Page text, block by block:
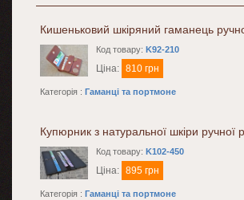
Кишеньковий шкіряний гаманець
Код товару: K92-210
Ціна: 810 грн
Категорія : Гаманці та портмоне
Купюрник з натуральної шкіри ручної
Код товару: K102-450
Ціна: 895 грн
Категорія : Гаманці та портмоне